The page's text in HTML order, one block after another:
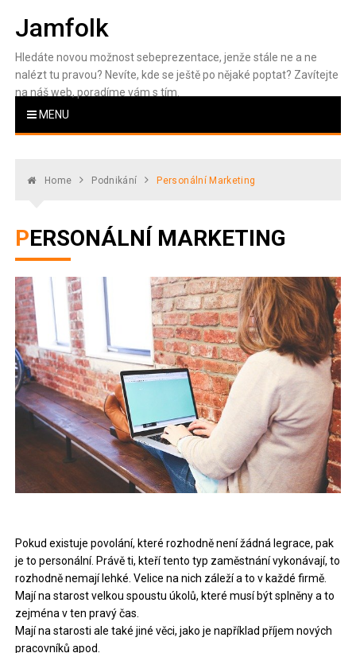
Jamfolk
Hledáte novou možnost sebeprezentace, jenže stále ne a ne
nalézt tu pravou? Nevíte, kde se ještě po nějaké poptat? Zavítejte
na náš web, poradíme vám s tím.
MENU
Home Podnikání Personální Marketing
PERSONÁLNÍ MARKETING
Pokud existuje povolání, které rozhodně není žádná legrace, pak
je to personální. Právě ti, kteří tento typ zaměstnání vykonávají, to
rozhodně nemají lehké. Velice na nich záleží a to v každé firmě.
Mají na starost velkou spoustu úkolů, které musí být splněny a to
zejména v ten pravý čas.
Mají na starosti ale také jiné věci, jako je například příjem nových
pracovníků apod.